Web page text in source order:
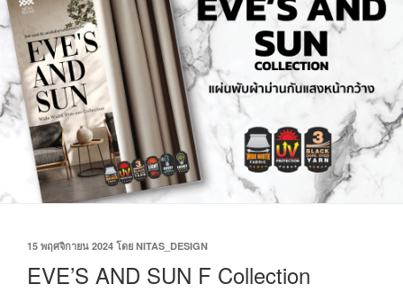
15 พฤศจิกายน 2024 โดย NITAS_DESIGN
EVE’S AND SUN F Collection